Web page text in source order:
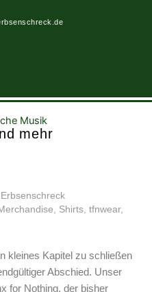
mehr
Erbsenschreck
Shirts tfnwear,
kleines Kapitel zu schließen
Abschied. Unser
for Nothing, der bisher